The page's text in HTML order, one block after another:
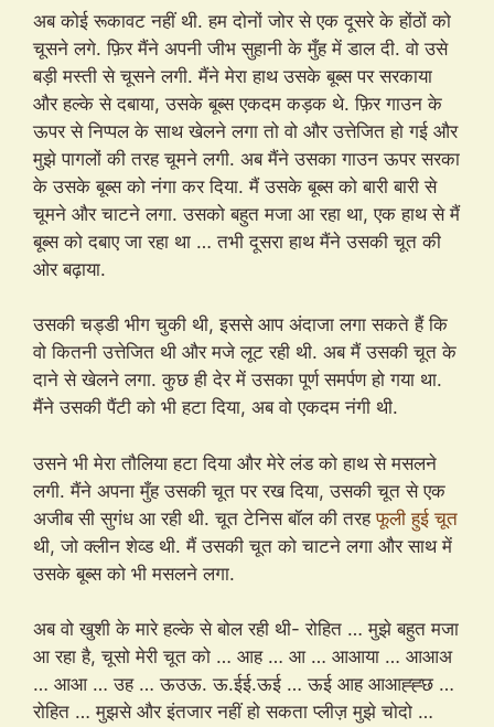
अब कोई रूकावट नहीं थी. हम दोनों जोर से एक दूसरे के होंठों को
चूसने लगे. फ़िर मैंने अपनी जीभ सुहानी के मुँह में डाल दी. वो उसे
बड़ी मस्ती से चूसने लगी. मैंने मेरा हाथ उसके बूब्स पर सरकाया
और हल्के से दबाया, उसके बूब्स एकदम कड़क थे. फ़िर गाउन के
ऊपर से निप्पल के साथ खेलने लगा तो वो और उत्तेजित हो गई और
मुझे पागलों की तरह चूमने लगी. अब मैंने उसका गाउन ऊपर सरका
के उसके बूब्स को नंगा कर दिया. मैं उसके बूब्स को बारी बारी से
चूमने और चाटने लगा. उसको बहुत मजा आ रहा था, एक हाथ से मैं
बूब्स को दबाए जा रहा था … तभी दूसरा हाथ मैंने उसकी चूत की
ओर बढ़ाया.
उसकी चड्डी भीग चुकी थी, इससे आप अंदाजा लगा सकते हैं कि
वो कितनी उत्तेजित थी और मजे लूट रही थी. अब मैं उसकी चूत के
दाने से खेलने लगा. कुछ ही देर में उसका पूर्ण समर्पण हो गया था.
मैंने उसकी पैंटी को भी हटा दिया, अब वो एकदम नंगी थी.
उसने भी मेरा तौलिया हटा दिया और मेरे लंड को हाथ से मसलने
लगी. मैंने अपना मुँह उसकी चूत पर रख दिया, उसकी चूत से एक
अजीब सी सुगंध आ रही थी. चूत टेनिस बॉल की तरहफूली हुई चूत
थी, जो क्लीन शेव्ड थी. मैं उसकी चूत को चाटने लगा और साथ में
उसके बूब्स को भी मसलने लगा.
अब वो खुशी के मारे हल्के से बोल रही थी- रोहित … मुझे बहुत मजा
आ रहा है, चूसो मेरी चूत को … आह … आ … आआया … आआअ
… आआ … उह … ऊउऊ. ऊ.ईई.ऊई … ऊई आह आआह्ह्छ …
रोहित … मुझसे और इंतजार नहीं हो सकता प्लीज़ मुझे चोदो …